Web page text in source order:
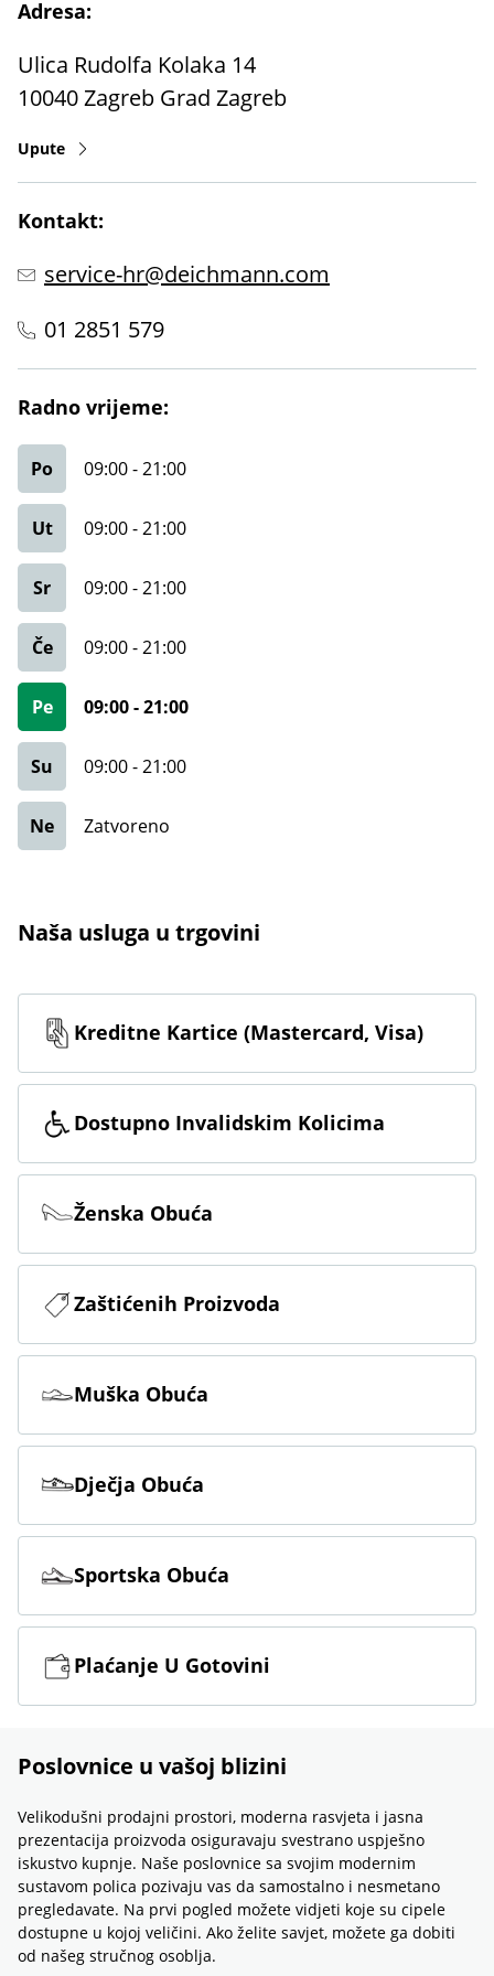
Adresa:
Ulica Rudolfa Kolaka 14
10040Zagreb Grad Zagreb
Upute
Kontakt:
service-hr@deichmann.com
01 2851 579
Radno vrijeme:
Po 09:00-21:00
Ut 09:00-21:00
Sr 09:00-21:00
Če 09:00-21:00
Pe 09:00-21:00
Su 09:00-21:00
Ne Zatvoreno
Naša usluga u trgovini
Kreditne Kartice (Mastercard, Visa)
Dostupno Invalidskim Kolicima
Ženska Obuća
Zaštićenih Proizvoda
Muška Obuća
Dječja Obuća
Sportska Obuća
Plaćanje U Gotovini
Poslovnice u vašoj blizini
Velikodušni prodajni prostori, moderna rasvjeta i jasna
prezentacija proizvoda osiguravaju svestrano uspješno
iskustvo kupnje. Naše poslovnice sa svojim modernim
sustavom polica pozivaju vas da samostalno i nesmetano
pregledavate. Na prvi pogled možete vidjeti koje su cipele
dostupne u kojoj veličini. Ako želite savjet, možete ga dobiti
od našeg stručnog osoblja.